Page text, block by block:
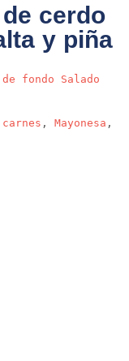
cerdo
y piña
fondo
Salado
carnes , Mayonesa ,